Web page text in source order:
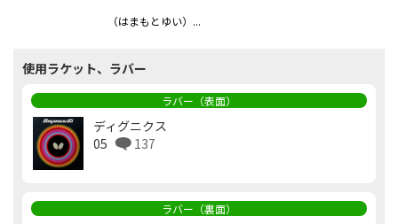
（はまもとゆい）...
使用ラケット、ラバー
ラバー（表面）
ディグニクス
05
137
ラバー（裏面）